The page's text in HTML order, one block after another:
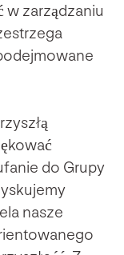
w zarządzaniu
do Grupy
nasze